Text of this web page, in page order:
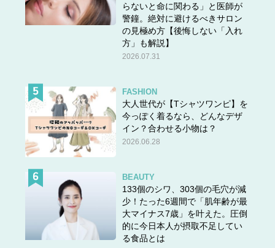
らないと命に関わる」と医師が
警鐘。絶対に避けるべきサロン
の見極め方【後悔しない「入れ
方」も解説】
2026.07.31
FASHION
大人世代が【Tシャツワンピ】を
今っぽく着るなら、どんなデザ
イン？合わせる小物は？
2026.06.28
BEAUTY
133個のシワ、303個の毛穴が減
少！たった6週間で「肌年齢が最
大マイナス7歳」を叶えた。圧倒
的に今日本人が摂取不足してい
る食品とは